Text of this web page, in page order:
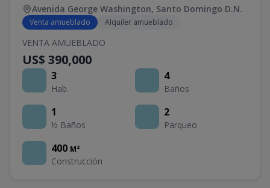
Avenida George Washington, Santo Domingo D.N.
Venta amueblado Alquiler amueblado
VENTA AMUEBLADO
US$ 390,000
3
Hab.
4
Baños
1
½ Baños
2
Parqueo
400 M²
Construcción